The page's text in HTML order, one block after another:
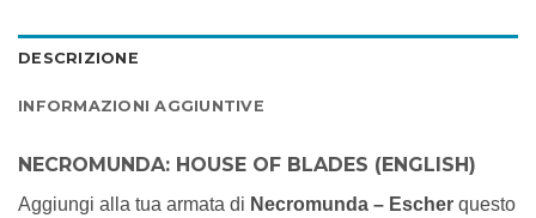
DESCRIZIONE
INFORMAZIONI AGGIUNTIVE
NECROMUNDA: HOUSE OF BLADES (ENGLISH)
Aggiungi alla tua armata di Necromunda – Escher questo